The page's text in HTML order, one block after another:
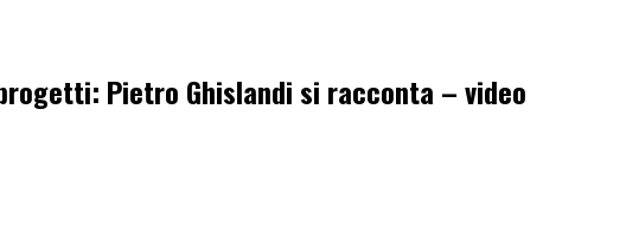
Pietro Ghislandi si racconta – video